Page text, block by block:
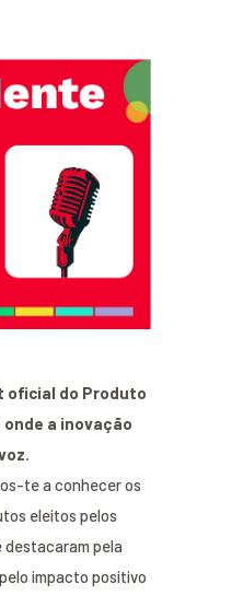
oficial do Produto
a inovação
te a conhecer os
eleitos pelos
destacaram pela
impacto positivo